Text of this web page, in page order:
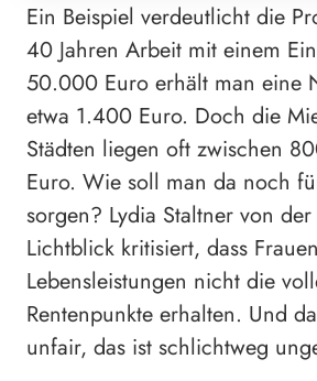
Ein Beispiel verdeutlicht die
40 Jahren Arbeit mit einem
50.000 Euro erhält man eine
etwa 1.400 Euro. Doch die
Städten liegen oft zwischen
Euro. Wie soll man da noch
sorgen? Lydia Staltner von
Lichtblick kritisiert, dass
Lebensleistungen nicht die
Rentenpunkte erhalten. Und
unfair, das ist schlichtweg